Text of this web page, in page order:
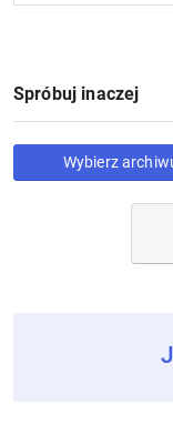
Spróbuj inaczej
Wybierz